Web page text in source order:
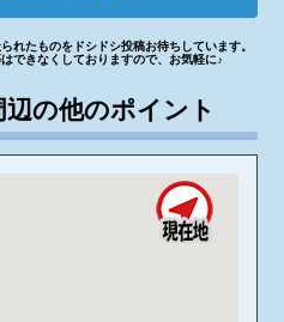
れたものをドシドシ投稿お待ちしています。
できなくしておりますので、お気軽に♪
の他のポイント